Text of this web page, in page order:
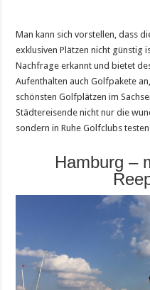
Man kann sich vorstellen, dass
exklusiven Plätzen nicht günstig
Nachfrage erkannt und bietet
Aufenthalten auch Golfpakete
schönsten Golfplätzen im
Städtereisende nicht nur die
sondern in Ruhe Golfclubs
Hamburg –